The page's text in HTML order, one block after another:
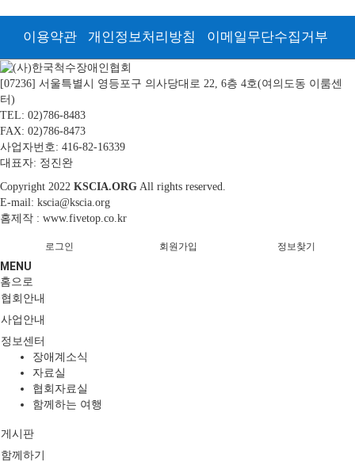
이용약관 개인정보처리방침 이메일무단수집거부
[07236] 서울특별시 영등포구 의사당대로 22, 6층 4호(여의도동 이룸센
터)
TEL: 02)786-8483
FAX: 02)786-8473
사업자번호: 416-82-16339
대표자: 정진완
Copyright 2022 KSCIA.ORG All rights reserved.
E-mail: kscia@kscia.org
홈제작 : www.fivetop.co.kr
로그인 회원가입 정보찾기
MENU
홈으로
협회안내
사업안내
정보센터
장애계소식
자료실
협회자료실
함께하는 여행
게시판
함께하기